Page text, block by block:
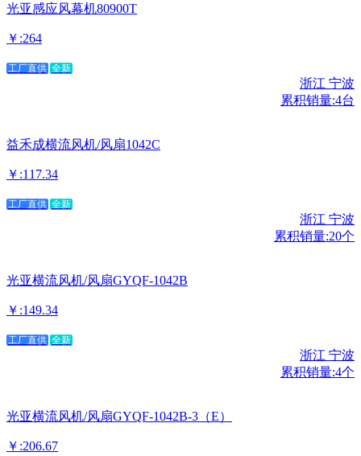
光亚感应风幕机80900T
￥:264
工厂直供 全新
浙江 宁波
累积销量:4台
益禾成横流风机/风扇1042C
￥:117.34
工厂直供 全新
浙江 宁波
累积销量:20个
光亚横流风机/风扇GYQF-1042B
￥:149.34
工厂直供 全新
浙江 宁波
累积销量:4个
光亚横流风机/风扇GYQF-1042B-3（E）
￥:206.67